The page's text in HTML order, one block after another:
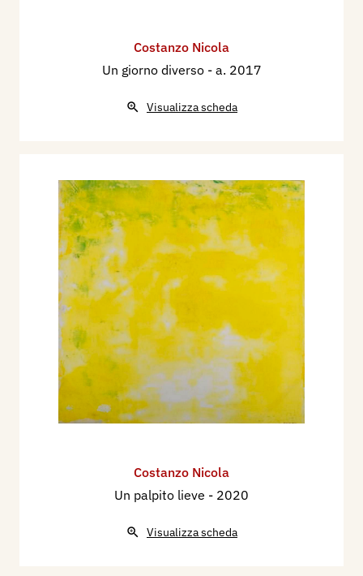
Costanzo Nicola
Un giorno diverso - a. 2017
Visualizza scheda
Costanzo Nicola
Un palpito lieve - 2020
Visualizza scheda